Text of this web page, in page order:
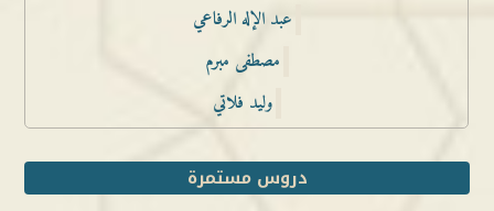
عبد الإله الرفاعي
مصطفى مبرم
وليد فلاتي
دروس مستمرة